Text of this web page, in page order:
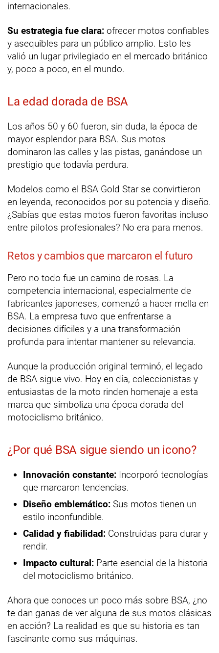
internacionales.
Su estrategia fue clara: ofrecer motos confiables
y asequibles para un público amplio. Esto les
valió un lugar privilegiado en el mercado británico
y, poco a poco, en el mundo.
La edad dorada de BSA
Los años 50 y 60 fueron, sin duda, la época de
mayor esplendor para BSA. Sus motos
dominaron las calles y las pistas, ganándose un
prestigio que todavía perdura.
Modelos como el BSA Gold Star se convirtieron
en leyenda, reconocidos por su potencia y diseño.
¿Sabías que estas motos fueron favoritas incluso
entre pilotos profesionales? No era para menos.
Retos y cambios que marcaron el futuro
Pero no todo fue un camino de rosas. La
competencia internacional, especialmente de
fabricantes japoneses, comenzó a hacer mella en
BSA. La empresa tuvo que enfrentarse a
decisiones difíciles y a una transformación
profunda para intentar mantener su relevancia.
Aunque la producción original terminó, el legado
de BSA sigue vivo. Hoy en día, coleccionistas y
entusiastas de la moto rinden homenaje a esta
marca que simboliza una época dorada del
motociclismo británico.
¿Por qué BSA sigue siendo un icono?
Innovación constante: Incorporó tecnologías
que marcaron tendencias.
Diseño emblemático: Sus motos tienen un
estilo inconfundible.
Calidad y fiabilidad: Construidas para durar y
rendir.
Impacto cultural: Parte esencial de la historia
del motociclismo británico.
Ahora que conoces un poco más sobre BSA, ¿no
te dan ganas de ver alguna de sus motos clásicas
en acción? La realidad es que su historia es tan
fascinante como sus máquinas.